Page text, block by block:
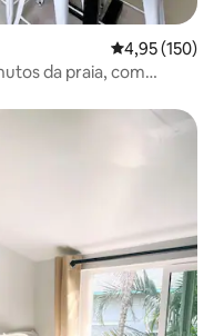
Classificação
4,95 (150)
da praia, com